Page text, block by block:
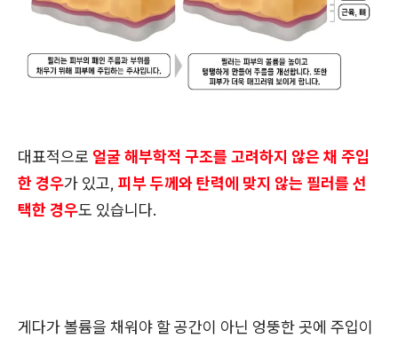
대표적으로 얼굴 해부학적 구조를 고려하지 않은 채 주입
한 경우가 있고, 피부 두께와 탄력에 맞지 않는 필러를 선
택한 경우도 있습니다.
게다가 볼륨을 채워야 할 공간이 아닌 엉뚱한 곳에 주입이